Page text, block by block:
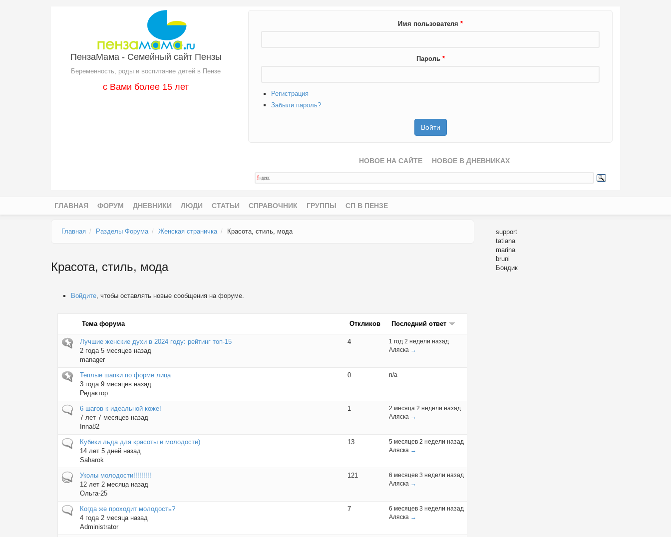
ПензаМама - Семейный сайт Пензы
Беременность, роды и воспитание детей в Пензе
с Вами более 15 лет
Имя пользователя *
Пароль *
Регистрация
Забыли пароль?
НОВОЕ НА САЙТЕ НОВОЕ В ДНЕВНИКАХ
ГЛАВНАЯ ФОРУМ ДНЕВНИКИ ЛЮДИ СТАТЬИ СПРАВОЧНИК ГРУППЫ СП В ПЕНЗЕ
Главная Разделы Форума Женская страничка Красота, стиль, мода
Красота, стиль, мода
Войдите , чтобы оставлять новые сообщения на форуме.
Тема форума Откликов Последний ответ
Прикреплённая тема
Лучшие женские духи в 2024 году: рейтинг топ-15
2 года 5 месяцев назад
manager
4
1 год 2 недели назад
Аляска →
Прикреплённая тема
Теплые шапки по форме лица
3 года 9 месяцев назад
Редактор
0 n/a
Обычная тема
6 шагов к идеальной коже!
7 лет 7 месяцев назад
Inna82
1
2 месяца 2 недели назад
Аляска →
Обычная тема
Кубики льда для красоты и молодости)
14 лет 5 дней назад
Saharok
13
5 месяцев 2 недели назад
Аляска →
Горячая тема
Уколы молодости!!!!!!!!!
12 лет 2 месяца назад
Ольга-25
121
6 месяцев 3 недели назад
Аляска →
Обычная тема
Когда же проходит молодость?
4 года 2 месяца назад
Administrator
7
6 месяцев 3 недели назад
Аляска →
support
tatiana
marina
bruni
Бондик